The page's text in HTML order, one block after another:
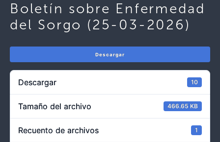
Boletín sobre Enfermedad
del Sorgo (25-03-2026)
Descargar
Descargar 10
Tamaño del archivo 466.65 KB
Recuento de archivos 1